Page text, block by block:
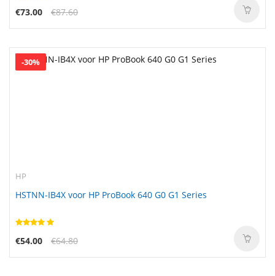
€73.00 €87.60
-30%
HP
HSTNN-IB4X voor HP ProBook 640 G0 G1 Series
€54.00 €64.80